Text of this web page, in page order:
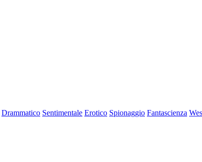
Drammatico Sentimentale Erotico Spionaggio Fantascienza